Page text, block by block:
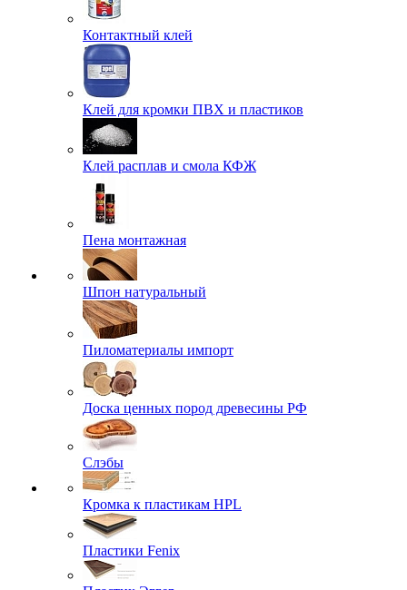
Контактный клей
Клей для кромки ПВХ и пластиков
Клей расплав и смола КФЖ
Пена монтажная
Шпон натуральный
Пиломатериалы импорт
Доска ценных пород древесины РФ
Слэбы
Кромка к пластикам HPL
Пластики Fenix